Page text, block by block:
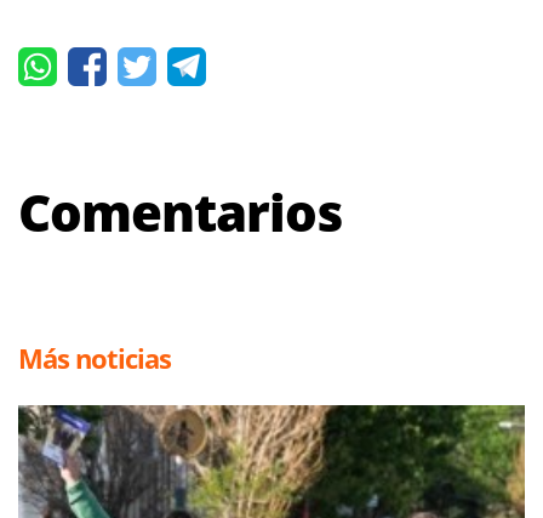
Comentarios
Más noticias